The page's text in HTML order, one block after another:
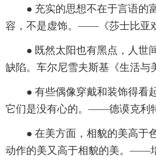
● 充实的思想不在于言语的
容，不是虚饰。——《莎士比亚
● 既然太阳也有黑点，人世
缺陷。车尔尼雪夫斯基《生活与
● 有些偶像穿戴和装饰得看
它们是没有心的。——德谟克利
● 在美方面，相貌的美高于
动作的美又高于相貌的美。——